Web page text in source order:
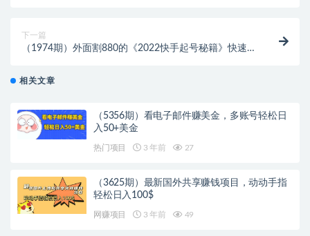
下一篇
（1974期）外面割880的《2022快手起号秘籍》快速上
相关文章
（5356期）看电子邮件赚美金，多账号轻松日
入50+美金
热门项目 3 年前 27
（3625期）最新国外共享赚钱项目，动动手指
轻松日入100$
网赚项目 3 年前 49